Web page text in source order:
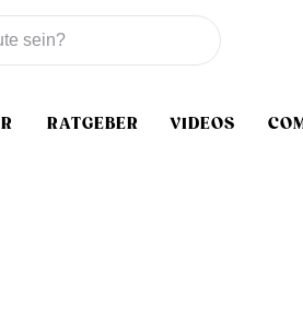
RATGEBER VIDEOS